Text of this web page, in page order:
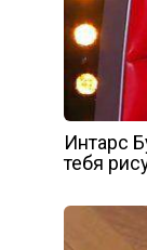
Интарс
тебя